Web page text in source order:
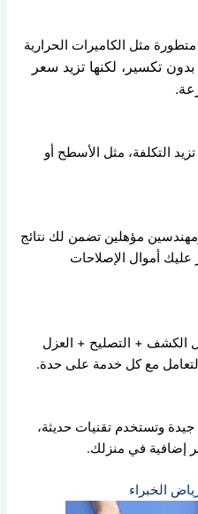
مثل الكاميرات الحرارية
تكسير، لكنها تزيد سعر
التكلفة، مثل الأسطح أو
ومهندسين مؤهلين تضمن لك نتائج
عليك أموال الإصلاحات
+ التصليح + العزل
مع كل خدمة على حدة.
وتستخدم تقنيات حديثة،
إضافية في منزلك.
الخبراء